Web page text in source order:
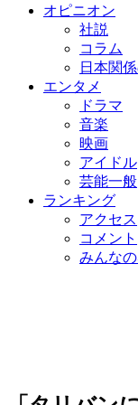
オピニオン
社説
コラム
日本関
エンタメ
ドラマ
音楽
映画
アイドル
芸能一般
ランキング
アクセス
コメント
みんな